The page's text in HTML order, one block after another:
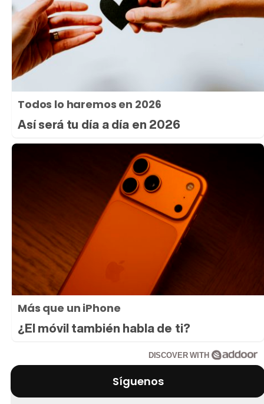
Todos lo haremos en 2026
Así será tu día a día en 2026
Más que un iPhone
¿El móvil también habla de ti?
DISCOVER WITH
Síguenos